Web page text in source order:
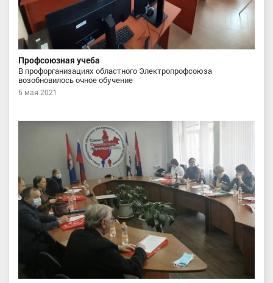
Профсоюзная учеба
В профорганизациях областного Электропрофсоюза
возобновилось очное обучение
6 мая 2021